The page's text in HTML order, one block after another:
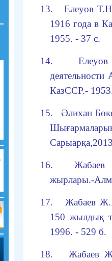
13.
Елеуов
1916 года вК
1955. - 37 с.
14.
КазССР.-
15.
Әлихан
16.
жырлары.­-
17. Жабаев Ж.
150 жылдық
1996. - 529 б.
18.
Жабаев